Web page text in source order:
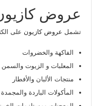
عروض كازيون
تشمل عروض كازيونعلى
الفاكهة والخضروات
المعلبات و الزيوت والسمن
منتجات الألبان والأفطار
المأكولات الباردة والمجمدة